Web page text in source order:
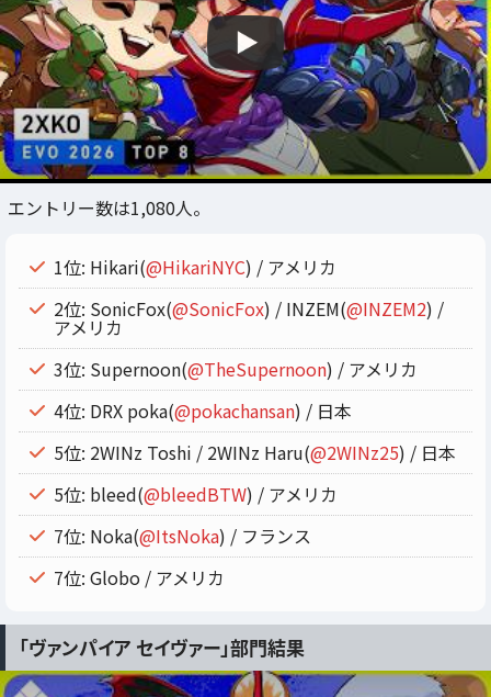
エントリー数は1,080人。
1位: Hikari(@HikariNYC) / アメリカ
2位: SonicFox(@SonicFox) / INZEM(@INZEM2) /
アメリカ
3位: Supernoon(@TheSupernoon) / アメリカ
4位: DRX poka(@pokachansan) / 日本
5位: 2WINz Toshi / 2WINz Haru(@2WINz25) / 日本
5位: bleed(@bleedBTW) / アメリカ
7位: Noka(@ItsNoka) / フランス
7位: Globo / アメリカ
「ヴァンパイア セイヴァー」部門結果